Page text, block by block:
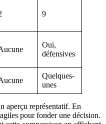
9
Oui,
défensives
Quelques-
unes
aperçu représentatif. En
pour fonder une décision.